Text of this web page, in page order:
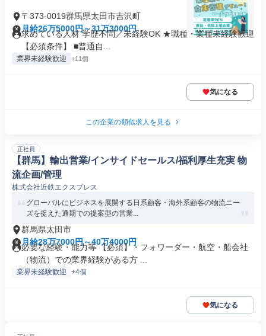
〒373-0019群馬県太田市吉沢町
月給26万5000円～31万3000円
求めている人材 学歴不問／未経験OK ★職種・業種未経験歓迎
【必須条件】 ■普通自...
業界未経験歓迎 +11個
気になる
この企業の類似求人を見る
正社員
【群馬】輸出営業/インサイドセールス/福利厚生充実 物
流企画/管理
株式会社近鉄エクスプレス
グローバルにビジネスを展開する日系顧客・海外系顧客の物流ニー
ズを捉えた通期での提案型の営業...
群馬県太田市
月給28万7000円～40万4000円
必要な経験・能力等 【必須】・フォワーダー・航空・船会社
（物流）での業界経験がある方 ...
業界未経験歓迎 +4個
気になる